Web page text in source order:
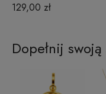
129,00 zł
Dopełnij